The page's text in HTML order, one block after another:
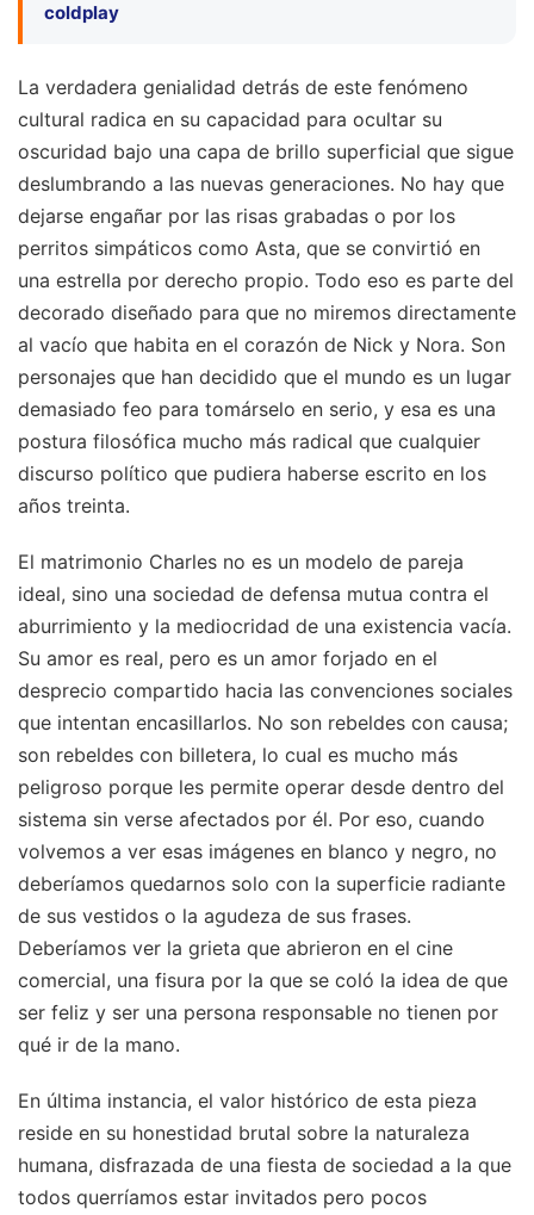
coldplay
La verdadera genialidad detrás de este fenómeno
cultural radica en su capacidad para ocultar su
oscuridad bajo una capa de brillo superficial que sigue
deslumbrando a las nuevas generaciones. No hay que
dejarse engañar por las risas grabadas o por los
perritos simpáticos como Asta, que se convirtió en
una estrella por derecho propio. Todo eso es parte del
decorado diseñado para que no miremos directamente
al vacío que habita en el corazón de Nick y Nora. Son
personajes que han decidido que el mundo es un lugar
demasiado feo para tomárselo en serio, y esa es una
postura filosófica mucho más radical que cualquier
discurso político que pudiera haberse escrito en los
años treinta.
El matrimonio Charles no es un modelo de pareja
ideal, sino una sociedad de defensa mutua contra el
aburrimiento y la mediocridad de una existencia vacía.
Su amor es real, pero es un amor forjado en el
desprecio compartido hacia las convenciones sociales
que intentan encasillarlos. No son rebeldes con causa;
son rebeldes con billetera, lo cual es mucho más
peligroso porque les permite operar desde dentro del
sistema sin verse afectados por él. Por eso, cuando
volvemos a ver esas imágenes en blanco y negro, no
deberíamos quedarnos solo con la superficie radiante
de sus vestidos o la agudeza de sus frases.
Deberíamos ver la grieta que abrieron en el cine
comercial, una fisura por la que se coló la idea de que
ser feliz y ser una persona responsable no tienen por
qué ir de la mano.
En última instancia, el valor histórico de esta pieza
reside en su honestidad brutal sobre la naturaleza
humana, disfrazada de una fiesta de sociedad a la que
todos querríamos estar invitados pero pocos